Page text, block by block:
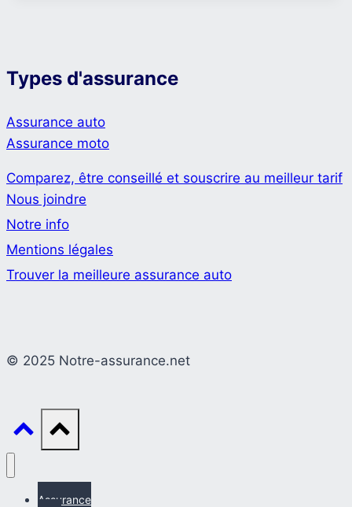
Types d'assurance
Assurance auto
Assurance moto
Comparez, être conseillé et souscrire au meilleur tarif
Nous joindre
Notre info
Mentions légales
Trouver la meilleure assurance auto
© 2025 Notre-assurance.net
Assurance